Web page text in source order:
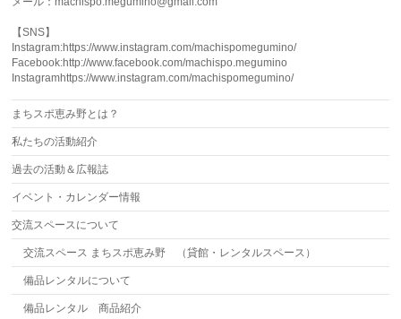
【SNS】
Instagram:https://www.instagram.com/machispomegumino/
Facebook:http://www.facebook.com/machispo.megumino
Instagramhttps://www.instagram.com/machispomegumino/
まちスポ恵み野とは？
私たちの活動紹介
過去の活動＆広報誌
イベント・カレンダー情報
交流スペースについて
交流スペース まちスポ恵み野 （貸館・レンタルスペース）
備品レンタルについて
備品レンタル 商品紹介